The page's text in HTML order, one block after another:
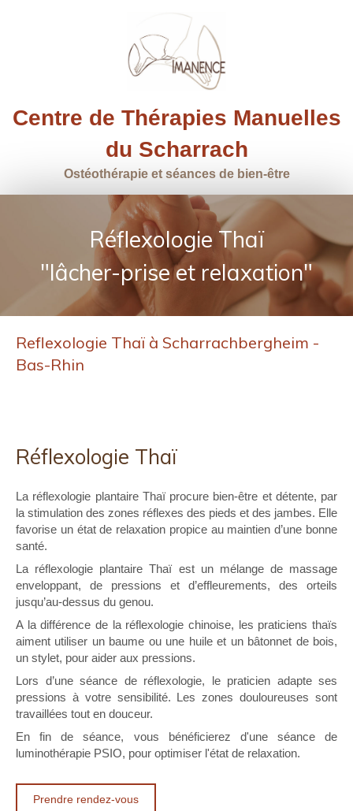
Centre de Thérapies Manuelles
du Scharrach
Ostéothérapie et séances de bien-être
Réflexologie Thaï
"lâcher-prise et relaxation"
Reflexologie Thaï à Scharrachbergheim -
Bas-Rhin
Réflexologie Thaï
La réflexologie plantaire Thaï procure bien-être et détente, par
la stimulation des zones réflexes des pieds et des jambes. Elle
favorise un état de relaxation propice au maintien d’une bonne
santé.
La réflexologie plantaire Thaï est un mélange de massage
enveloppant, de pressions et d’effleurements, des orteils
jusqu’au-dessus du genou.
A la différence de la réflexologie chinoise, les praticiens thaïs
aiment utiliser un baume ou une huile et un bâtonnet de bois,
un stylet, pour aider aux pressions.
Lors d’une séance de réflexologie, le praticien adapte ses
pressions à votre sensibilité. Les zones douloureuses sont
travaillées tout en douceur.
En fin de séance, vous bénéficierez d'une séance de
luminothérapie PSIO, pour optimiser l'état de relaxation.
Prendre rendez-vous